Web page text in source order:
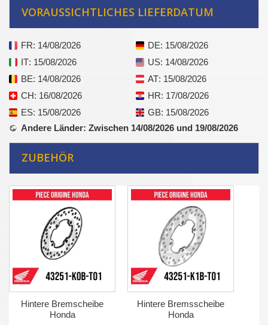
VORAUSSICHTLICHES LIEFERDATUM
FR: 14/08/2026 DE: 15/08/2026
IT: 15/08/2026 US: 14/08/2026
BE: 14/08/2026 AT: 15/08/2026
CH: 16/08/2026 HR: 17/08/2026
ES: 15/08/2026 GB: 15/08/2026
Andere Länder: Zwischen 14/08/2026 und 19/08/2026
ZUBEHÖR
Hintere Bremscheibe
Honda
Hintere Bremsscheibe
Honda